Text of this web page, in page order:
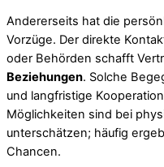
Andererseits hat die
Vorzüge. Der direkte
oder Behörden schafft
Beziehungen. Solche
und langfristige
Möglichkeiten sind bei
unterschätzen; häufig
Chancen.